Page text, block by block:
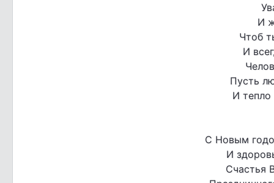
И
Чтоб
И
Пусть
И тепло
С Новым
И
Счастья